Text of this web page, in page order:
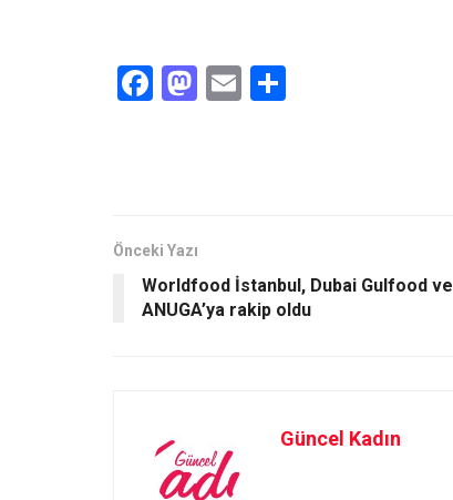
F
o
k
M
n
E
Önceki Yazı
Worldfood İstanbul, Dubai Gulfood ve
ANUGA’ya rakip oldu
Güncel Kadın